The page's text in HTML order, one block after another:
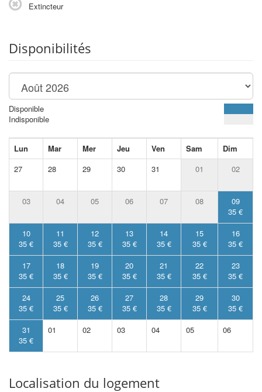
Extincteur
Disponibilités
Disponible
Indisponible
Lun Mar Mer Jeu Ven Sam
Dim
27
28 29 30 31 01 02
03 04 05 06 07 08
09
35 €
10
35 €
11
35 €
12
35 €
13
35 €
14
35 €
15
35 €
16
35 €
17
35 €
18
35 €
19
35 €
20
35 €
21
35 €
22
35 €
23
35 €
24
35 €
25
35 €
26
35 €
27
35 €
28
35 €
29
35 €
30
35 €
31
35 €
01 02 03 04 05 06
Localisation du logement